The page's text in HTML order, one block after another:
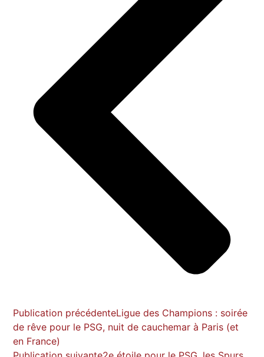
Publication précédenteLigue des Champions : soirée
de rêve pour le PSG, nuit de cauchemar à Paris (et
en France)